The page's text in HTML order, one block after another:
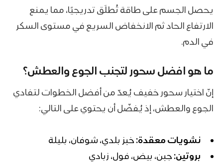
يحصل الجسم على طاقة تُطلَق تدريجيًا، مما يمنع
الارتفاع الحاد ثم الانخفاض السريع في مستوى السكر
في الدم.
ما هو افضل سحور لتجنب الجوع والعطش؟
إنّ اختيار سحور خفيف يُعدّ من أفضل الخطوات لتفادي
الجوع والعطش، إذ يُفضّل أن يحتوي على التالي:
نشويات معقدة:خبز بلدي، شوفان، بليلة
بروتين:جبن، بيض، فول، زبادي